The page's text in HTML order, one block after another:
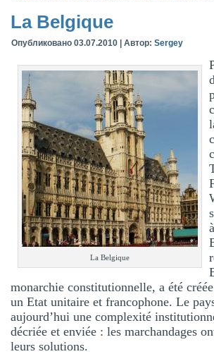
La Belgique
Опубликовано 03.07.2010 |Автор: Sergey
La Belgique
monarchie constitutionnelle, a été
un Etat unitaire et francophone. Le
aujourd’hui une complexité
décriée et enviée : les marchandages
leurs solutions.